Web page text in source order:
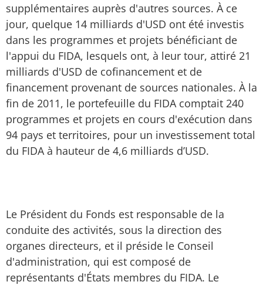
supplémentaires auprès d'autres sources. À ce
jour, quelque 14 milliards d'USD ont été investis
dans les programmes et projets bénéficiant de
l'appui du FIDA, lesquels ont, à leur tour, attiré 21
milliards d'USD de cofinancement et de
financement provenant de sources nationales. À la
fin de 2011, le portefeuille du FIDA comptait 240
programmes et projets en cours d'exécution dans
94 pays et territoires, pour un investissement total
du FIDA à hauteur de 4,6 milliards d’USD.
Le Président du Fonds est responsable de la
conduite des activités, sous la direction des
organes directeurs, et il préside le Conseil
d'administration, qui est composé de
représentants d'États membres du FIDA. Le